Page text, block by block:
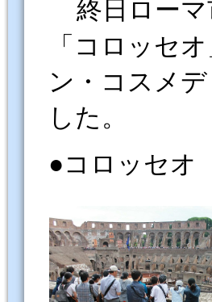
終日ロー
「コロッセ
ン・コスメ
した。
●コロッセオ